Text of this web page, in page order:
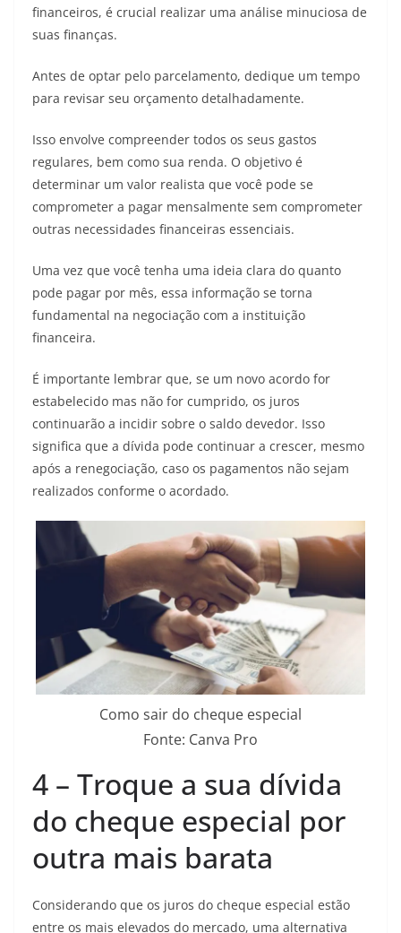
financeiros, é crucial realizar uma análise minuciosa de
suas finanças.
Antes de optar pelo parcelamento, dedique um tempo
para revisar seu orçamento detalhadamente.
Isso envolve compreender todos os seus gastos
regulares, bem como sua renda. O objetivo é
determinar um valor realista que você pode se
comprometer a pagar mensalmente sem comprometer
outras necessidades financeiras essenciais.
Uma vez que você tenha uma ideia clara do quanto
pode pagar por mês, essa informação se torna
fundamental na negociação com a instituição
financeira.
É importante lembrar que, se um novo acordo for
estabelecido mas não for cumprido, os juros
continuarão a incidir sobre o saldo devedor. Isso
significa que a dívida pode continuar a crescer, mesmo
após a renegociação, caso os pagamentos não sejam
realizados conforme o acordado.
Como sair do cheque especial
Fonte: Canva Pro
4 – Troque a sua dívida
do cheque especial por
outra mais barata
Considerando que os juros do cheque especial estão
entre os mais elevados do mercado, uma alternativa